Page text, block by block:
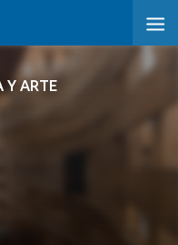
Y ARTE
Y ARTE